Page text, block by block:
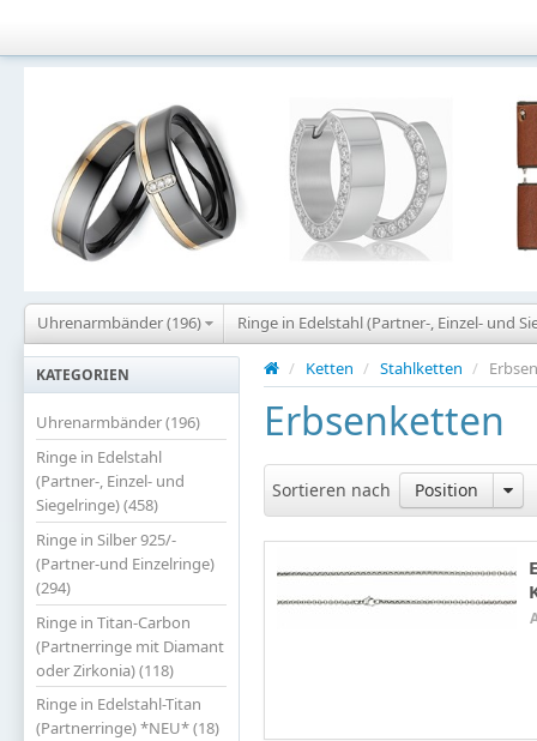
Uhrenarmbänder (196) Ringe in Edelstahl (Partner-, Einzel- und
KATEGORIEN
Uhrenarmbänder (196)
Ringe in Edelstahl
(Partner-, Einzel- und
Siegelringe) (458)
Ringe in Silber 925/-
(Partner-und Einzelringe)
(294)
Ringe in Titan-Carbon
(Partnerringe mit Diamant
oder Zirkonia) (118)
Ringe in Edelstahl-Titan
(Partnerringe) *NEU* (18)
/ Ketten / Stahlketten /
Erbsenketten
Sortieren nach Position